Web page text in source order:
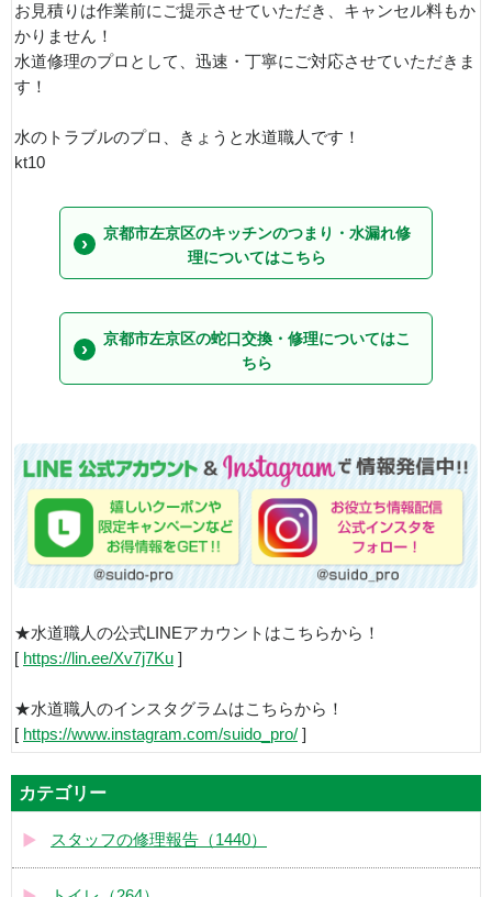
お見積りは作業前にご提示させていただき、キャンセル料もか
かりません！
水道修理のプロとして、迅速・丁寧にご対応させていただきま
す！
水のトラブルのプロ、きょうと水道職人です！
kt10
京都市左京区のキッチンのつまり・水漏れ修
理についてはこちら
京都市左京区の蛇口交換・修理についてはこ
ちら
★水道職人の公式LINEアカウントはこちらから！
[ https://lin.ee/Xv7j7Ku ]
★水道職人のインスタグラムはこちらから！
[ https://www.instagram.com/suido_pro/ ]
カテゴリー
スタッフの修理報告（1440）